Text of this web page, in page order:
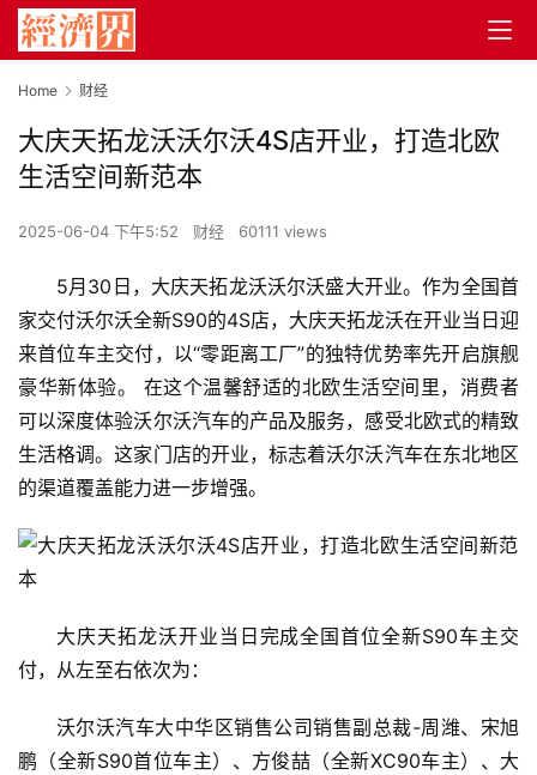
Home 财经
大庆天拓龙沃沃尔沃4S店开业，打造北欧
生活空间新范本
2025-06-04 下午5:52 财经 60111 views
5月30日，大庆天拓龙沃沃尔沃盛大开业。作为全国首
家交付沃尔沃全新S90的4S店，大庆天拓龙沃在开业当日迎
来首位车主交付，以“零距离工厂”的独特优势率先开启旗舰
豪华新体验。 在这个温馨舒适的北欧生活空间里，消费者
可以深度体验沃尔沃汽车的产品及服务，感受北欧式的精致
生活格调。这家门店的开业，标志着沃尔沃汽车在东北地区
的渠道覆盖能力进一步增强。
大庆天拓龙沃开业当日完成全国首位全新S90车主交
付，从左至右依次为：
沃尔沃汽车大中华区销售公司销售副总裁-周潍、宋旭
鹏（全新S90首位车主）、方俊喆（全新XC90车主）、大